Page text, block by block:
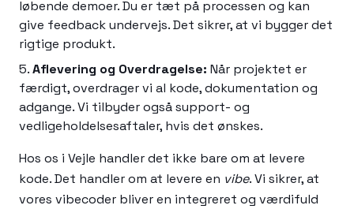
løbende demoer. Du er tæt på processen og kan
give feedback undervejs. Det sikrer, at vi bygger det
rigtige produkt.
Aflevering og Overdragelse: Når projektet er
færdigt, overdrager vi al kode, dokumentation og
adgange. Vi tilbyder også support- og
vedligeholdelsesaftaler, hvis det ønskes.
Hos os i Vejle handler det ikke bare om at levere
kode. Det handler om at levere en vibe. Vi sikrer, at
vores vibecoder bliver en integreret og værdifuld